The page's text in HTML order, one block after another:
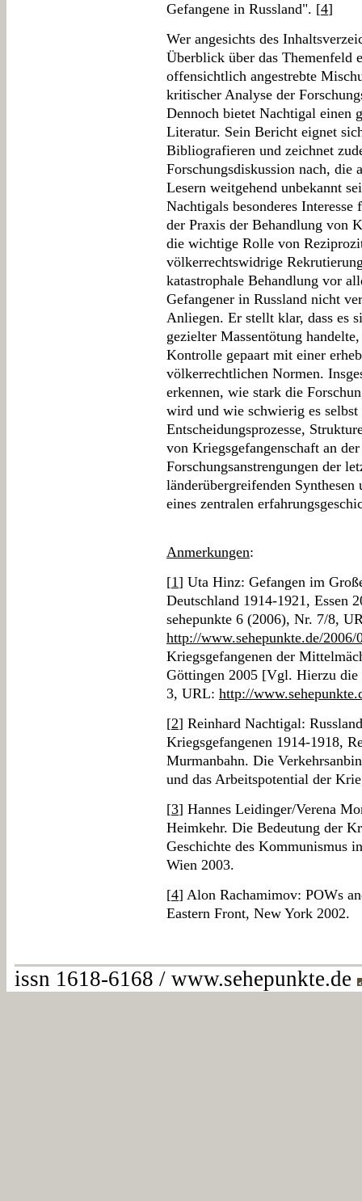
Gefangene in Russland". [4]
Wer angesichts des
Überblick über das Themenfeld
offensichtlich angestrebte
kritischer Analyse der
Dennoch bietet Nachtigal einen
Literatur. Sein Bericht eignet
Bibliografieren und zeichnet
Forschungsdiskussion nach, die
Lesern weitgehend unbekannt
Nachtigals besonderes
der Praxis der Behandlung von
die wichtige Rolle von
völkerrechtswidrige
katastrophale Behandlung vor
Gefangener in Russland nicht
Anliegen. Er stellt klar, dass es
gezielter Massentötung
Kontrolle gepaart mit einer
völkerrechtlichen Normen.
erkennen, wie stark die
wird und wie schwierig es
Entscheidungsprozesse,
von Kriegsgefangenschaft an
Forschungsanstrengungen der
länderübergreifenden
eines zentralen
Anmerkungen:
[1] Uta Hinz: Gefangen im
Deutschland 1914-1921, Essen
sehepunkte 6 (2006), Nr. 7/8,
http://www.sehepunkte.de/2006/
Kriegsgefangenen der
Göttingen 2005 [Vgl. Hierzu die
3, URL: http://
[2] Reinhard Nachtigal:
Kriegsgefangenen 1914-1918,
Murmanbahn. Die
und das Arbeitspotential der
[3] Hannes Leidinger/Verena
Heimkehr. Die Bedeutung der
Geschichte des Kommunismus
Wien 2003.
[4] Alon Rachamimov: POWs
Eastern Front, New York 2002.
issn 1618-6168 / www.sehepunkte.de